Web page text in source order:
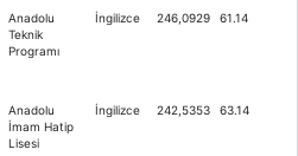
Anadolu
Teknik
Programı
İngilizce 246,0929 61.14
Anadolu
İmam Hatip
Lisesi
İngilizce 242,5353 63.14